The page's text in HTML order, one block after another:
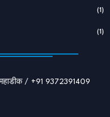
(1)
(1)
महाडीक / +91 9372391409